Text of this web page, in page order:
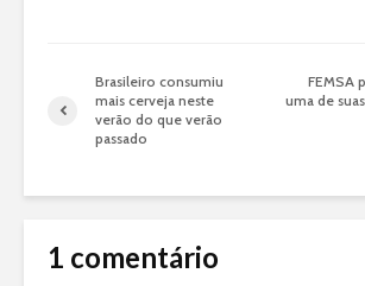
Brasileiro consumiu
mais cerveja neste
verão do que verão
passado
FEMSA
uma de
1 comentário